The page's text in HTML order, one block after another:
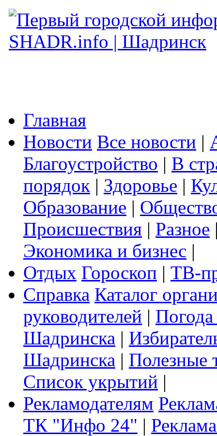
Главная
Новости Все новости |
Благоустройство | В
порядок | Здоровье |
Образование |
Происшествия | Разное
Экономика и бизнес |
Отдых Гороскоп | ТВ-
Справка Каталог
руководителей |
Шадринска |
Шадринска | Полезные
Список укрытий |
Рекламодателям
ТК "Инфо 24" |